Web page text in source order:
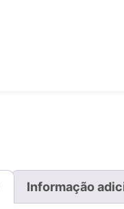
Informação